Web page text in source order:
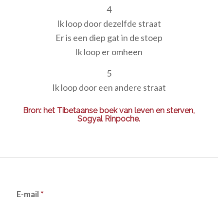
4
Ik loop door dezelfde straat
Er is een diep gat in de stoep
Ik loop er omheen
5
Ik loop door een andere straat
Bron: het Tibetaanse boek van leven en sterven,
Sogyal Rinpoche.
E-mail *